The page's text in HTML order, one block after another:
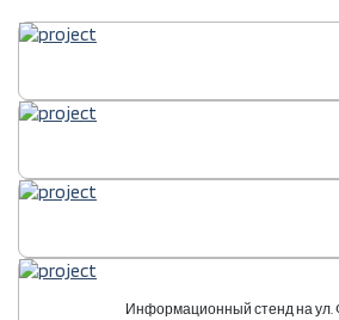
Информационный стенд на ул.